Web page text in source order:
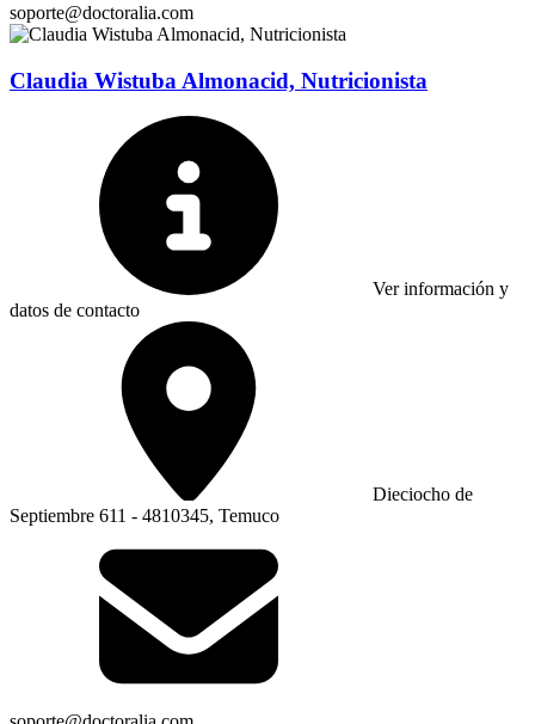
soporte@doctoralia.com
Claudia Wistuba Almonacid, Nutricionista
Ver información y
datos de contacto
Dieciocho de
Septiembre 611 - 4810345, Temuco